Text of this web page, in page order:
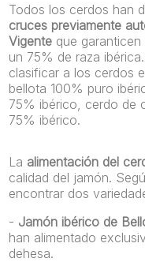
Todos los cerdos han
cruces previamente
Vigente que
un 75% de raza
clasificar a los cerdos
bellota 100% puro
75% ibérico, cerdo de
75% ibérico.
La alimentación del
calidad del jamón.
encontrar dos
- Jamón ibérico de
han alimentado
dehesa.